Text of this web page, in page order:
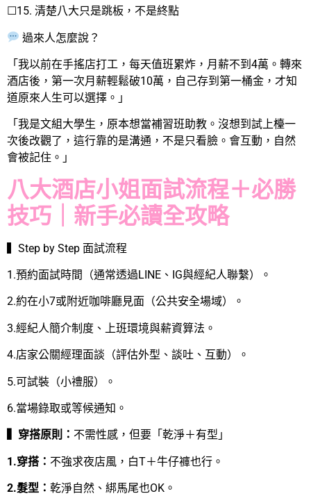
☐15. 清楚八大只是跳板，不是終點
過來人怎麼說？
「我以前在手搖店打工，每天值班累炸，月薪不到4萬。轉來
酒店後，第一次月薪輕鬆破10萬，自己存到第一桶金，才知
道原來人生可以選擇。」
「我是文組大學生，原本想當補習班助教。沒想到試上檯一
次後改觀了，這行靠的是溝通，不是只看臉。會互動，自然
會被記住。」
八大酒店小姐面試流程＋必勝
技巧｜新手必讀全攻略
▍Step by Step 面試流程
1.預約面試時間（通常透過LINE、IG與經紀人聯繫）。
2.約在小7或附近咖啡廳見面（公共安全場域）。
3.經紀人簡介制度、上班環境與薪資算法。
4.店家公關經理面談（評估外型、談吐、互動）。
5.可試裝（小禮服）。
6.當場錄取或等候通知。
▍穿搭原則： 不需性感，但要「乾淨＋有型」
1.穿搭： 不強求夜店風，白T＋牛仔褲也行。
2.髮型： 乾淨自然、綁馬尾也OK。